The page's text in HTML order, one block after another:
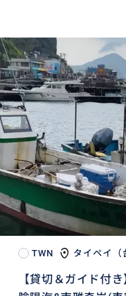
TWN タイペイ（
【貸切＆ガイド付